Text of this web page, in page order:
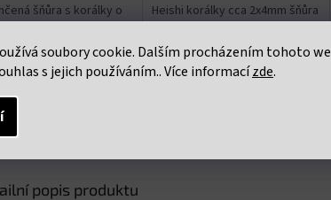
soubory cookie. Dalším procházením tohoto
s jejich používáním.. Více informacízde.
šňůra s korálky o
8mm. cca 46 - 48
na šňůře
Heishi korálky cca 2x4mm šňůra
cca 36-38cm. Cena uvedena za
celou šňůru o délce 36 až 38 cm
popis produktu